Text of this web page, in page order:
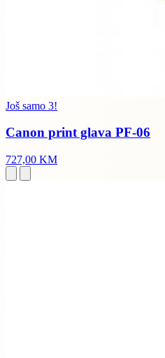
Još samo 3!
Canon print glava PF-06
727,00 KM